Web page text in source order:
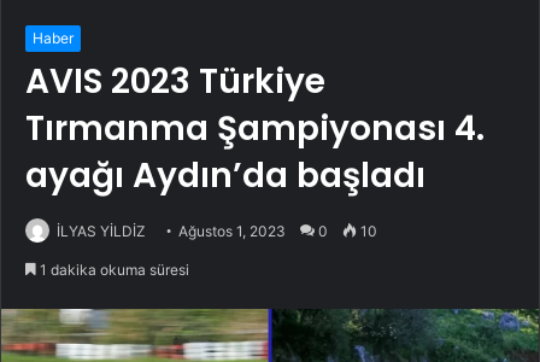
Haber
AVIS 2023 Türkiye
Tırmanma Şampiyonası 4.
ayağı Aydın’da başladı
İLYAS YİLDİZ Ağustos 1, 2023 0 10
1 dakika okuma süresi